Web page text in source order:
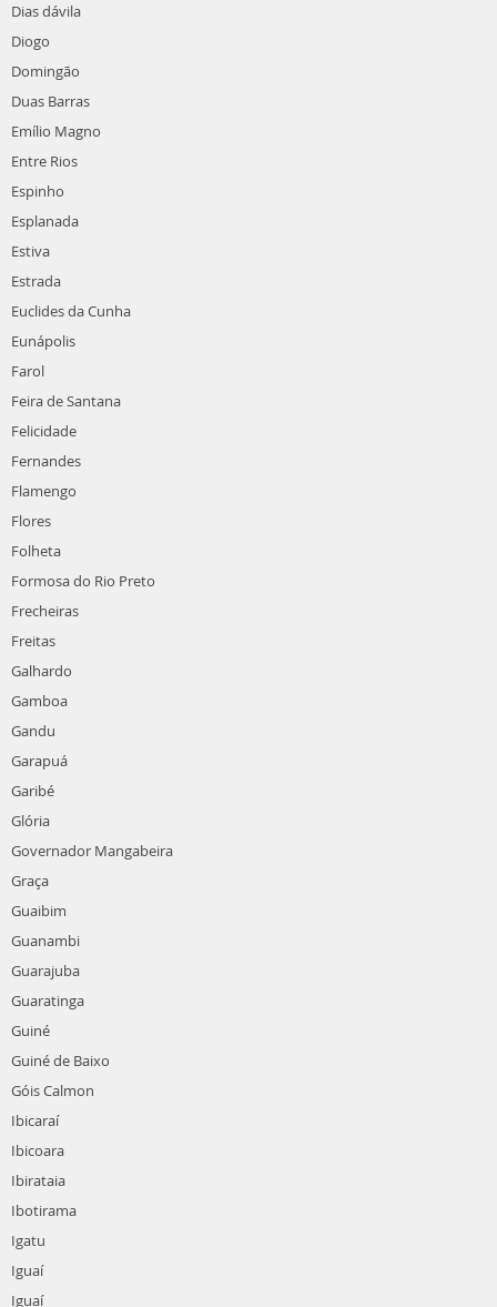
Dias dávila
Diogo
Domingão
Duas Barras
Emílio Magno
Entre Rios
Espinho
Esplanada
Estiva
Estrada
Euclides da Cunha
Eunápolis
Farol
Feira de Santana
Felicidade
Fernandes
Flamengo
Flores
Folheta
Formosa do Rio Preto
Frecheiras
Freitas
Galhardo
Gamboa
Gandu
Garapuá
Garibé
Glória
Governador Mangabeira
Graça
Guaibim
Guanambi
Guarajuba
Guaratinga
Guiné
Guiné de Baixo
Góis Calmon
Ibicaraí
Ibicoara
Ibirataia
Ibotirama
Igatu
Iguaí
Iguaí